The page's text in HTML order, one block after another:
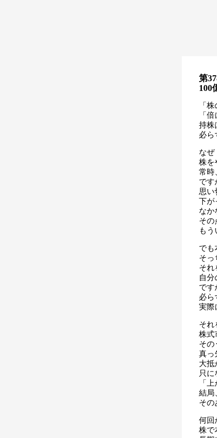
第
100
「
「
持株
必ら
なぜ
株を
常時
です
思い
下が
なか
その
もう
でも
そっ
それ
自分
です
必ら
実際
それ
株式
その
真っ
大抵
只に
「
結局
その
何回
株で